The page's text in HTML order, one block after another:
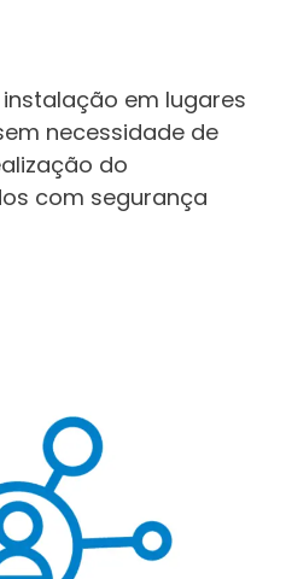
em lugares
necessidade de
do
com segurança